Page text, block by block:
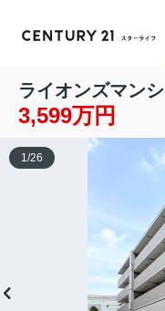
ライオンズマン
3,599万円
1 /26